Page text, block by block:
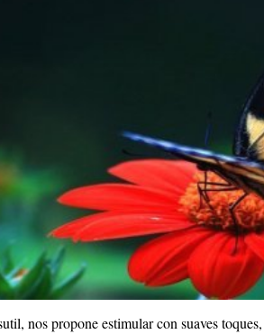
nos propone estimular con suaves toques,